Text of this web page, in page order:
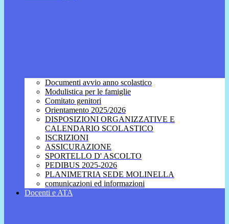
Documenti avvio anno scolastico
Modulistica per le famiglie
Comitato genitori
Orientamento 2025/2026
DISPOSIZIONI ORGANIZZATIVE E
CALENDARIO SCOLASTICO
ISCRIZIONI
ASSICURAZIONE
SPORTELLO D' ASCOLTO
PEDIBUS 2025-2026
PLANIMETRIA SEDE MOLINELLA
comunicazioni ed informazioni
Docenti e ATA